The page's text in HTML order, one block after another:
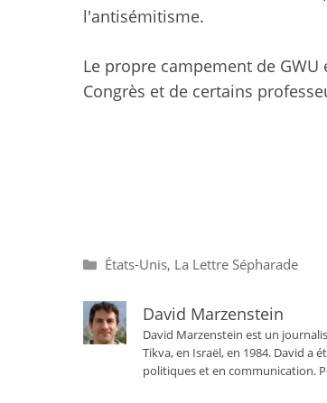
l'antisémitisme.
Le propre campement de GWU
Congrès et de certains
Catégories
États-Unis, La Lettre Sépharade
David Marzenstein
David Marzenstein est un
Tikva, en Israël, en 1984. David a
politiques et en communication.